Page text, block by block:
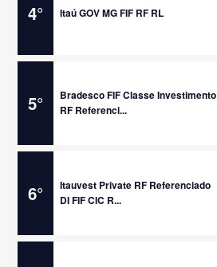
4° Itaú GOV MG FIF RF RL
5°
Bradesco FIF Classe Investimento
RF Referenci...
6°
Itauvest Private RF Referenciado
DI FIF CIC R...